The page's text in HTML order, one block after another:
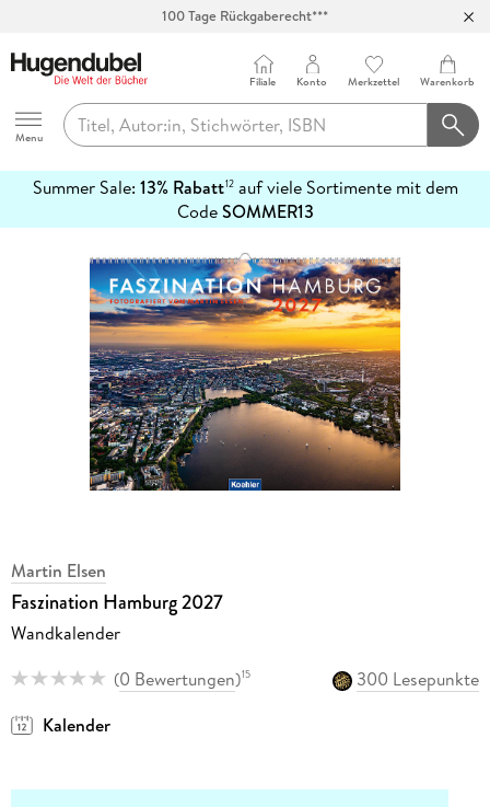
100 Tage Rückgaberecht***
Hugendubel
Menu
Filiale Konto Merkzettel Warenkorb
Summer Sale: 13% Rabatt12auf viele Sortimente mit dem
CodeSOMMER13
erfahren
Martin Elsen
Faszination Hamburg 2027
Wandkalender
(0 Bewertungen)15
300 Lesepunkte
Kalender